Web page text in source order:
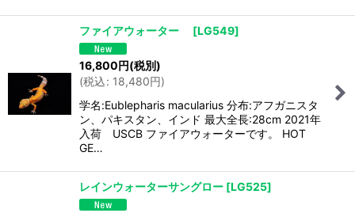
ファイアウォーター [LG549]
16,800円(税別)
(税込: 18,480円)
学名:Eublepharis macularius 分布:アフガニスタ
ン、パキスタン、インド 最大全長:28cm 2021年
入荷 USCB ファイアウォーターです。 HOT
GE…
レインウォーターサングロー [LG525]